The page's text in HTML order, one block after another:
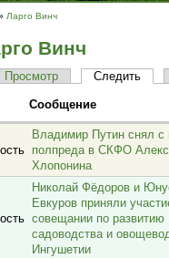
Ларго Винч
Винч
Просмотр Следить
Сообщение
Владимир Путин снял с
полпреда в СКФО
Хлопонина
Николай Фёдоров и
Евкуров приняли
совещании по развитию
садоводства и
Ингушетии